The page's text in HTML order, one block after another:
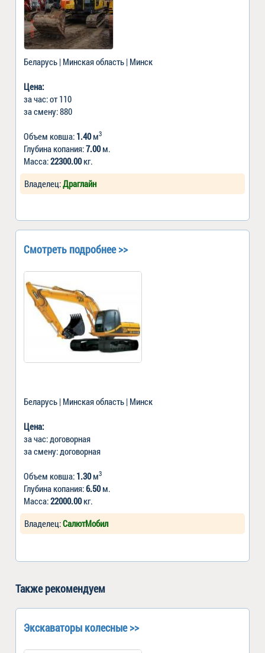
Беларусь | Минская область | Минск
Цена:
за час: от 110
за смену: 880
Объем ковша: 1.40м3
Глубина копания:7.00м.
Масса:22300.00кг.
Владелец:Драглайн
Смотреть подробнее >>
Беларусь | Минская область | Минск
Цена:
за час: договорная
за смену: договорная
Объем ковша: 1.30м3
Глубина копания:6.50м.
Масса:22000.00кг.
Владелец:СалютМобил
Также рекомендуем
Экскаваторы колесные >>